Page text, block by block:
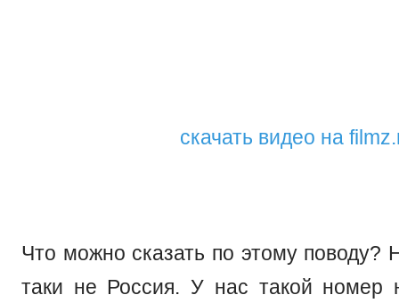
скачать видео на
Что можно сказать по этому
таки не Россия. У нас такой номер